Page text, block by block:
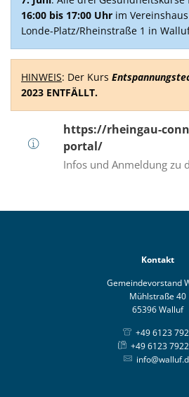
16:00 bis 17:00 Uhr im
Londe-Platz/Rheinstraße 1 in
HINWEIS: Der Kurs
2023 ENTFÄLLT.
https://rheingau-
portal/
Infos und Anmeldung zu
Kontakt
Gemeindevorstand
Mühlstraße 40
65396 Walluf
+49 6123
+49 6123